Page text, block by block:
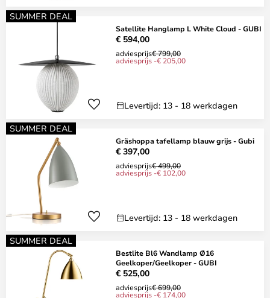
SUMMER DEAL
Satellite Hanglamp L White Cloud - GUBI
€ 594,00
adviesprijs€ 799,00
adviesprijs -€ 205,00
Levertijd: 13 - 18 werkdagen
SUMMER DEAL
Gräshoppa tafellamp blauw grijs - Gubi
€ 397,00
adviesprijs€ 499,00
adviesprijs -€ 102,00
Levertijd: 13 - 18 werkdagen
SUMMER DEAL
Bestlite Bl6 Wandlamp Ø16
Geelkoper/Geelkoper - GUBI
€ 525,00
adviesprijs€ 699,00
adviesprijs -€ 174,00